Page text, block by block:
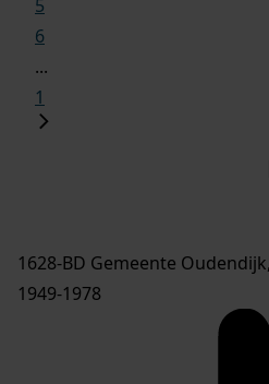
5
6
...
1
1628-BD Gemeente
1949-1978